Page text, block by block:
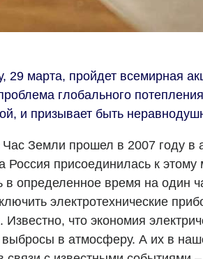
29 марта, пройдет всемирная
глобального
и призывает быть
Земли прошел в 2007 году в
Россия присоединилась к
в определенное время на один
электротехнические
Известно, что экономия
в атмосферу. А их в